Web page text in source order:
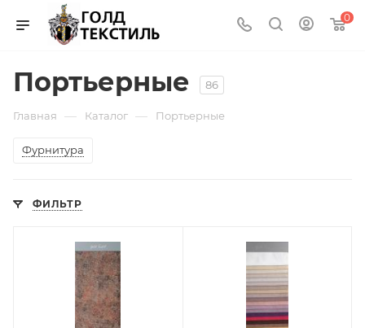
0
Портьерные 86
Главная — Каталог — Портьерные
Фурнитура
ФИЛЬТР